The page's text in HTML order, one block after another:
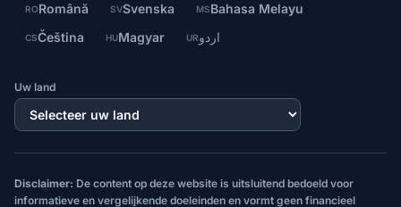
RORomână SVSvenska MSBahasa Melayu
CSČeština HUMagyar URاردو
Uw land
Disclaimer: De content op deze website is uitsluitend bedoeld voor
informatieve en vergelijkende doeleinden en vormt geen financieel